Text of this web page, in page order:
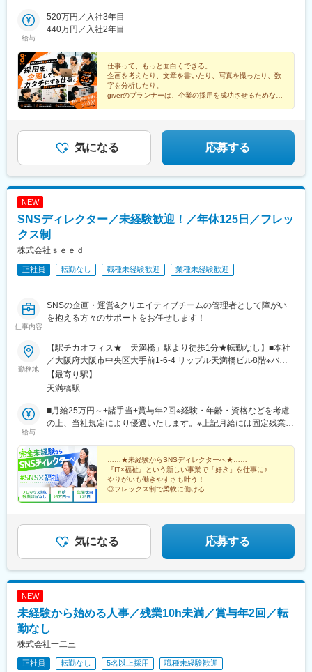
給与
520万円／入社3年目
440万円／入社2年目
仕事って、もっと面白くできる。
企画を考えたり、文章を書いたり、写真を撮ったり、数
字を分析したり。
giverのプランナーは、企業の採用を成功させるためなら
を待っています！
気になる 応募する
NEW
SNSディレクター／未経験歓迎！／年休125日／フレッ
クス制
株式会社ｓｅｅｄ
正社員 転勤なし 職種未経験歓迎 業種未経験歓迎
仕事内容
SNSの企画・運営&クリエイティブチームの管理者として障がい
を抱える方々のサポートをお任せします！
勤務地
【駅チカオフィス★「天満橋」駅より徒歩1分★転勤なし】■本社
／大阪府大阪市中央区大手前1-6-4 リップル天満橋ビル8階※バイ
ク・自転車通勤相談可〈アクセス〉・京阪・大阪メトロ「天満
橋」駅より徒歩1分・大阪メトロ「谷町四丁目」駅より徒歩7分
【最寄り駅】
天満橋駅
給与
■月給25万円～+諸手当+賞与年2回※経験・年齢・資格などを考慮
の上、当社規定により優遇いたします。※上記月給には固定残業代
します。
……★未経験からSNSディレクターへ★……
『IT×福祉』という新しい事業で「好き」を仕事に♪
やりがいも働きやすさも叶う！
◎フレックス制で柔軟に働ける
気になる 応募する
NEW
未経験から始める人事／残業10h未満／賞与年2回／転
勤なし
株式会社一二三
正社員 転勤なし 5名以上採用
職種未経験歓迎